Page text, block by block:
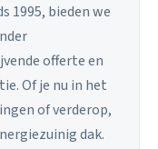
1995, bieden we
offerte en
Of je nu in het
of verderop,
dak.